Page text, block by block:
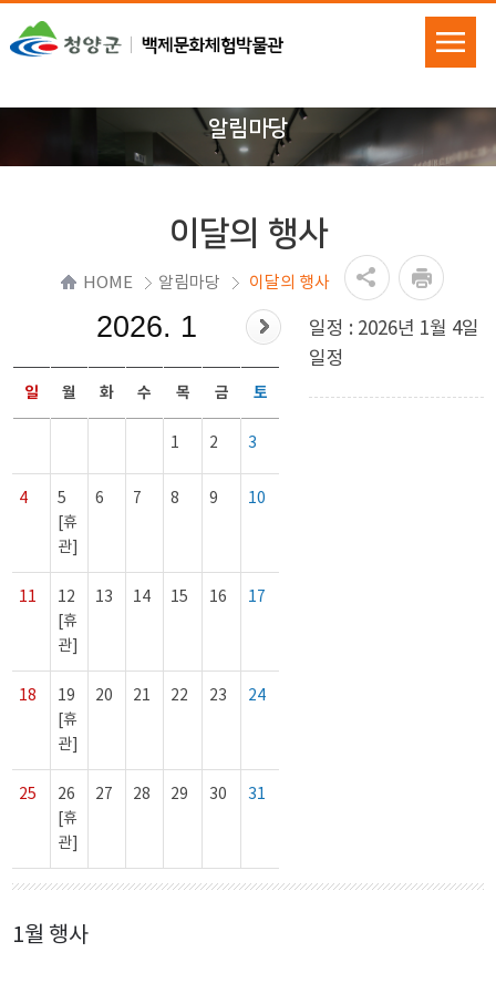
알림마당
이달의 행사
HOME 알림마당 이달의 행사
2026. 1
일 월 화 수 목 금 토
1 2 3
4
5
[휴
관]
6 7 8 9 10
11
12
[휴
관]
13 14 15 16 17
18
19
[휴
관]
20 21 22 23 24
25
26
[휴
관]
27 28 29 30 31
일정 : 2026년 1월 4일
일정
1월 행사